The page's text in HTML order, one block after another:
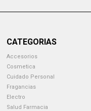
CATEGORIAS
Accesorios
Cosmetica
Cuidado Personal
Fragancias
Electro
Salud Farmacia